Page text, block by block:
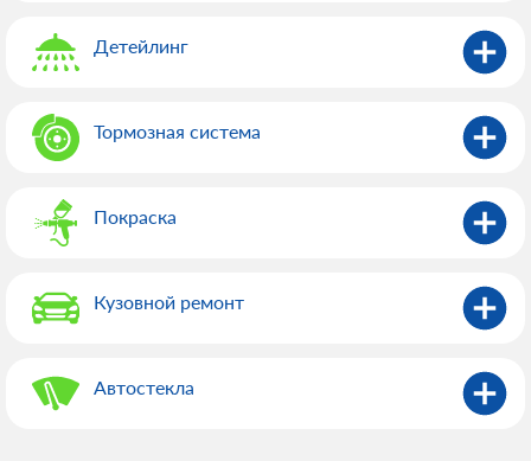
Детейлинг
Тормозная система
Покраска
Кузовной ремонт
Автостекла